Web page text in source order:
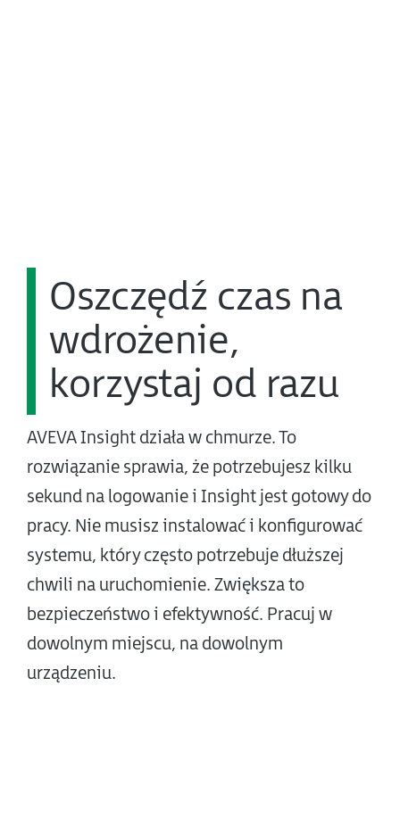
Oszczędź czas na
wdrożenie,
korzystaj od razu
AVEVA Insight działa w chmurze. To
rozwiązanie sprawia, że potrzebujesz kilku
sekund na logowanie i Insight jest gotowy do
pracy. Nie musisz instalować i konfigurować
systemu, który często potrzebuje dłuższej
chwili na uruchomienie. Zwiększa to
bezpieczeństwo i efektywność. Pracuj w
dowolnym miejscu, na dowolnym
urządzeniu.